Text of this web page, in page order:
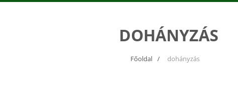
DOHÁNYZÁS
Főoldal dohányzás